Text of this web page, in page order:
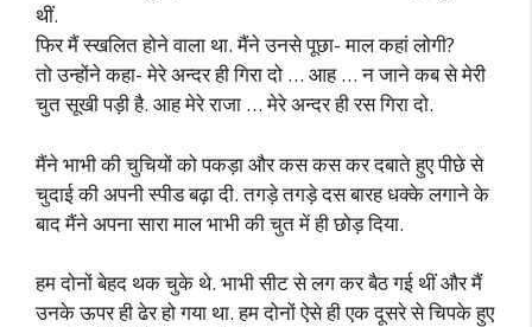
थीं.
फिर मैं स्खलित होने वाला था. मैंने उनसे पूछा- माल कहां लोगी?
तो उन्होंने कहा- मेरे अन्दर ही गिरा दो … आह … न जाने कब से मेरी
चुत सूखी पड़ी है. आह मेरे राजा … मेरे अन्दर ही रस गिरा दो.
मैंने भाभी की चुचियों को पकड़ा और कस कस कर दबाते हुए पीछे से
चुदाई की अपनी स्पीड बढ़ा दी. तगड़े तगड़े दस बारह धक्के लगाने के
बाद मैंने अपना सारा माल भाभी की चुत में ही छोड़ दिया.
हम दोनों बेहद थक चुके थे. भाभी सीट से लग कर बैठ गई थीं और मैं
उनके ऊपर ही ढेर हो गया था. हम दोनों ऐसे ही एक दूसरे से चिपके हुए